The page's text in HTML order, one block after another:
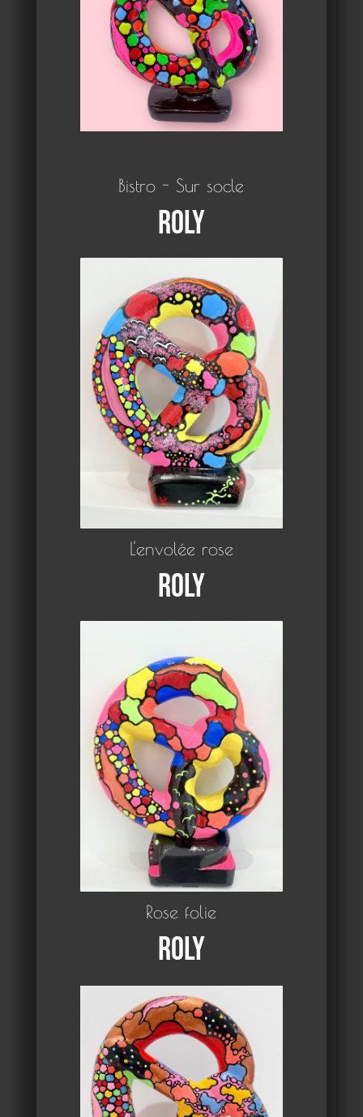
Bistro - Sur socle
Roly
L'envolée rose
Roly
Rose folie
Roly